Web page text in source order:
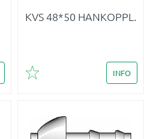
KVS 48*50 HANKOPPL.
Lägg till i favoriter
INFO